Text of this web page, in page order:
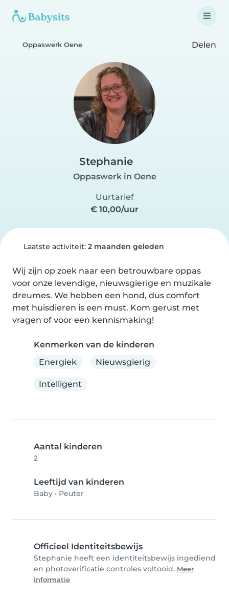
Oppaswerk Oene Delen
Stephanie
Oppaswerk in Oene
Uurtarief
€ 10,00/uur
Laatste activiteit: 2 maanden geleden
Wij zijn op zoek naar een betrouwbare oppas
voor onze levendige, nieuwsgierige en muzikale
dreumes. We hebben een hond, dus comfort
met huisdieren is een must. Kom gerust met
vragen of voor een kennismaking!
Kenmerken van de kinderen
Energiek
Nieuwsgierig
Intelligent
Aantal kinderen
2
Leeftijd van kinderen
Baby • Peuter
Officieel Identiteitsbewijs
Stephanie heeft een identiteitsbewijs ingediend
en photoverificatie controles voltooid. Meer
informatie